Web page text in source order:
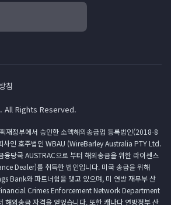
침
All Rights Reserved.
재정부에서 승인한 소액해외송금업 등록법인(2018-8
사인 호주법인 WBAU (WireBarley Australia PTY Ltd.
당국 AUSTRAC으로 부터 해외송금을 위한 라이센스
Dealer)를 취득한 법인입니다. 미국 송금을 위해
Bank와 파트너쉽을 맺고 있으며, 미 연방 재무부 산
Crimes Enforcement Network Department
해외송금 자격을 얻었습니다. 또한 캐나다 연방정부 산